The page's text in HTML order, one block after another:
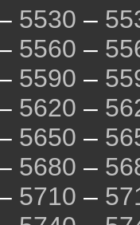
5530 –
5560 –
5590 –
5620 –
5650 –
5680 –
5710 –